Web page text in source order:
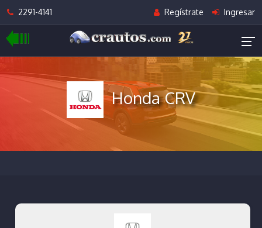
2291-4141 Regístrate Ingresar
Honda CRV